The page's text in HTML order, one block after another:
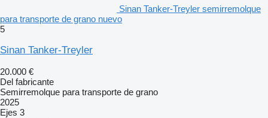
Sinan Tanker-Treyler semirremolque
para transporte de grano nuevo
5
Sinan Tanker-Treyler
20.000 €
Del fabricante
Semirremolque para transporte de grano
2025
Ejes 3